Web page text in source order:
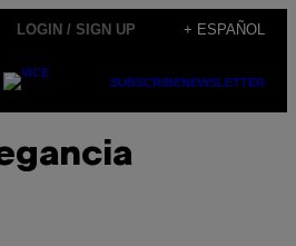
LOGIN / SIGN UP + ESPAÑOL
SUBSCRIBENEWSLETTER